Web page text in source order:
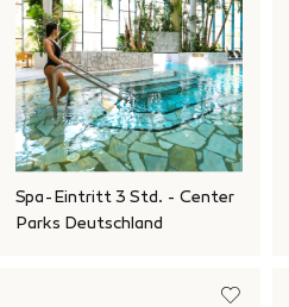
Spa-Eintritt 3 Std. - Center
Parks Deutschland